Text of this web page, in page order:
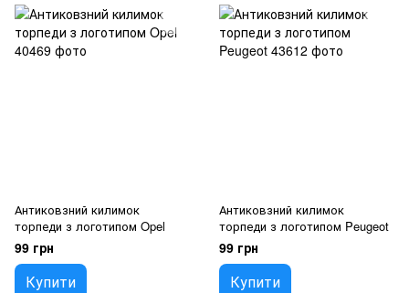
Антиковзний килимок
торпеди з логотипом Opel
99 грн
Купити
Антиковзний килимок
торпеди з логотипом Peugeot
99 грн
Купити